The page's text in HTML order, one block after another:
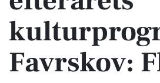
Favrskov: